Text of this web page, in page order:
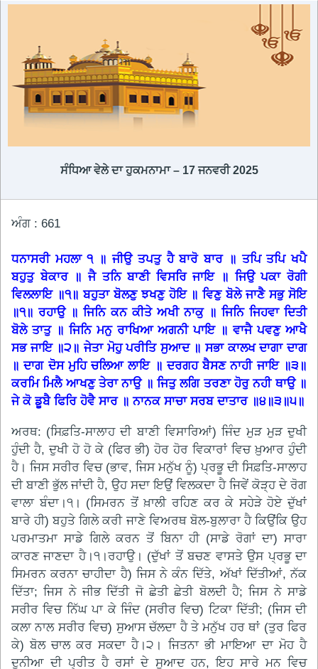
ਸੰਧਿਆ ਵੇਲੇ ਦਾ ਹੁਕਮਨਾਮਾ – 17 ਜਨਵਰੀ 2025
ਅੰਗ : 661
ਧਨਾਸਰੀ ਮਹਲਾ ੧ ॥ ਜੀਉ ਤਪਤੁ ਹੈ ਬਾਰੋ ਬਾਰ ॥ ਤਪਿ ਤਪਿ ਖਪੈ
ਬਹੁਤੁ ਬੇਕਾਰ ॥ ਜੈ ਤਨਿ ਬਾਣੀ ਵਿਸਰਿ ਜਾਇ ॥ ਜਿਉ ਪਕਾ ਰੋਗੀ
ਵਿਲਲਾਇ ॥੧॥ ਬਹੁਤਾ ਬੋਲਣੁ ਝਖਣੁ ਹੋਇ ॥ ਵਿਣੁ ਬੋਲੇ ਜਾਣੈ ਸਭੁ ਸੋਇ
॥੧॥ ਰਹਾਉ ॥ ਜਿਨਿ ਕਨ ਕੀਤੇ ਅਖੀ ਨਾਕੁ ॥ ਜਿਨਿ ਜਿਹਵਾ ਦਿਤੀ
ਬੋਲੇ ਤਾਤੁ ॥ ਜਿਨਿ ਮਨੁ ਰਾਖਿਆ ਅਗਨੀ ਪਾਇ ॥ ਵਾਜੈ ਪਵਣੁ ਆਖੈ
ਸਭ ਜਾਇ ॥੨॥ ਜੇਤਾ ਮੋਹੁ ਪਰੀਤਿ ਸੁਆਦ ॥ ਸਭਾ ਕਾਲਖ ਦਾਗਾ ਦਾਗ
॥ ਦਾਗ ਦੋਸ ਮੁਹਿ ਚਲਿਆ ਲਾਇ ॥ ਦਰਗਹ ਬੈਸਣ ਨਾਹੀ ਜਾਇ ॥੩॥
ਕਰਮਿ ਮਿਲੈ ਆਖਣੁ ਤੇਰਾ ਨਾਉ ॥ ਜਿਤੁ ਲਗਿ ਤਰਣਾ ਹੋਰੁ ਨਹੀ ਥਾਉ ॥
ਜੇ ਕੋ ਡੂਬੈ ਫਿਰਿ ਹੋਵੈ ਸਾਰ ॥ ਨਾਨਕ ਸਾਚਾ ਸਰਬ ਦਾਤਾਰ ॥੪॥੩॥੫॥
ਅਰਥ: (ਸਿਫ਼ਤਿ-ਸਾਲਾਹ ਦੀ ਬਾਣੀ ਵਿਸਾਰਿਆਂ) ਜਿੰਦ ਮੁੜ ਮੁੜ ਦੁਖੀ
ਹੁੰਦੀ ਹੈ, ਦੁਖੀ ਹੋ ਹੋ ਕੇ (ਫਿਰ ਭੀ) ਹੋਰ ਹੋਰ ਵਿਕਾਰਾਂ ਵਿਚ ਖ਼ੁਆਰ ਹੁੰਦੀ
ਹੈ। ਜਿਸ ਸਰੀਰ ਵਿਚ (ਭਾਵ, ਜਿਸ ਮਨੁੱਖ ਨੂੰ) ਪ੍ਰਭੂ ਦੀ ਸਿਫ਼ਤਿ-ਸਾਲਾਹ
ਦੀ ਬਾਣੀ ਭੁੱਲ ਜਾਂਦੀ ਹੈ, ਉਹ ਸਦਾ ਇਉਂ ਵਿਲਕਦਾ ਹੈ ਜਿਵੇਂ ਕੋੜ੍ਹ ਦੇ ਰੋਗ
ਵਾਲਾ ਬੰਦਾ।੧। (ਸਿਮਰਨ ਤੋਂ ਖ਼ਾਲੀ ਰਹਿਣ ਕਰ ਕੇ ਸਹੇੜੇ ਹੋਏ ਦੁੱਖਾਂ
ਬਾਰੇ ਹੀ) ਬਹੁਤੇ ਗਿਲੇ ਕਰੀ ਜਾਣੇ ਵਿਅਰਥ ਬੋਲ-ਬੁਲਾਰਾ ਹੈ ਕਿਉਂਕਿ ਉਹ
ਪਰਮਾਤਮਾ ਸਾਡੇ ਗਿਲੇ ਕਰਨ ਤੋਂ ਬਿਨਾ ਹੀ (ਸਾਡੇ ਰੋਗਾਂ ਦਾ) ਸਾਰਾ
ਕਾਰਣ ਜਾਣਦਾ ਹੈ।੧।ਰਹਾਉ। (ਦੁੱਖਾਂ ਤੋਂ ਬਚਣ ਵਾਸਤੇ ਉਸ ਪ੍ਰਭੂ ਦਾ
ਸਿਮਰਨ ਕਰਨਾ ਚਾਹੀਦਾ ਹੈ) ਜਿਸ ਨੇ ਕੰਨ ਦਿੱਤੇ, ਅੱਖਾਂ ਦਿੱਤੀਆਂ, ਨੱਕ
ਦਿੱਤਾ; ਜਿਸ ਨੇ ਜੀਭ ਦਿੱਤੀ ਜੋ ਛੇਤੀ ਛੇਤੀ ਬੋਲਦੀ ਹੈ; ਜਿਸ ਨੇ ਸਾਡੇ
ਸਰੀਰ ਵਿਚ ਨਿੱਘ ਪਾ ਕੇ ਜਿੰਦ (ਸਰੀਰ ਵਿਚ) ਟਿਕਾ ਦਿੱਤੀ; (ਜਿਸ ਦੀ
ਕਲਾ ਨਾਲ ਸਰੀਰ ਵਿਚ) ਸੁਆਸ ਚੱਲਦਾ ਹੈ ਤੇ ਮਨੁੱਖ ਹਰ ਥਾਂ (ਤੁਰ ਫਿਰ
ਕੇ) ਬੋਲ ਚਾਲ ਕਰ ਸਕਦਾ ਹੈ।੨। ਜਿਤਨਾ ਭੀ ਮਾਇਆ ਦਾ ਮੋਹ ਹੈ
ਦੁਨੀਆ ਦੀ ਪ੍ਰੀਤ ਹੈ ਰਸਾਂ ਦੇ ਸੁਆਦ ਹਨ, ਇਹ ਸਾਰੇ ਮਨ ਵਿਚ